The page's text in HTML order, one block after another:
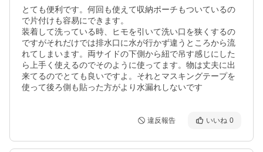
とても便利です。何回も使えて収納ポーチもついているの
で片付けも容易にできます。
装着して洗っている時、ヒモを引いて洗い口を狭くするの
ですがそれだけでは排水口に水が行かず違うところから流
れてしまいます。両サイドの下側から紐で吊す感じにした
ら上手く使えるのでそのように使ってます。物は丈夫に出
来てるのでとても良いですよ。それとマスキングテープを
使って後ろ側も貼った方がより水漏れしないです
違反報告 いいね 0